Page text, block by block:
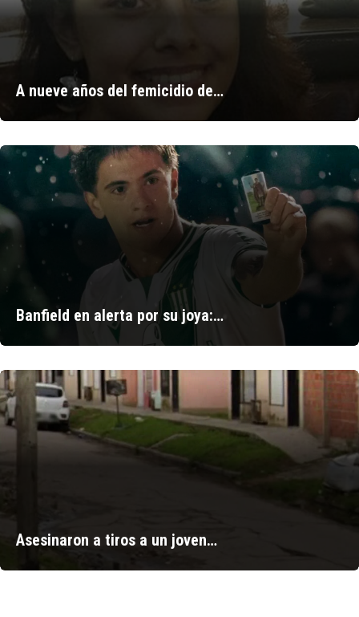
A nueve años del femicidio de…
Banfield en alerta por su joya:…
Asesinaron a tiros a un joven…